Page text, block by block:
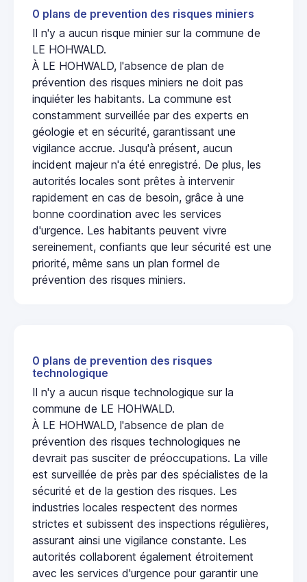
0 plans de prevention des risques miniers
Il n'y a aucun risque minier sur la commune de
LE HOHWALD.
À LE HOHWALD, l'absence de plan de
prévention des risques miniers ne doit pas
inquiéter les habitants. La commune est
constamment surveillée par des experts en
géologie et en sécurité, garantissant une
vigilance accrue. Jusqu'à présent, aucun
incident majeur n'a été enregistré. De plus, les
autorités locales sont prêtes à intervenir
rapidement en cas de besoin, grâce à une
bonne coordination avec les services
d'urgence. Les habitants peuvent vivre
sereinement, confiants que leur sécurité est une
priorité, même sans un plan formel de
prévention des risques miniers.
0 plans de prevention des risques
technologique
Il n'y a aucun risque technologique sur la
commune de LE HOHWALD.
À LE HOHWALD, l'absence de plan de
prévention des risques technologiques ne
devrait pas susciter de préoccupations. La ville
est surveillée de près par des spécialistes de la
sécurité et de la gestion des risques. Les
industries locales respectent des normes
strictes et subissent des inspections régulières,
assurant ainsi une vigilance constante. Les
autorités collaborent également étroitement
avec les services d'urgence pour garantir une